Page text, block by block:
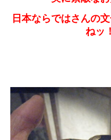
日本ならではさんの
ねッ